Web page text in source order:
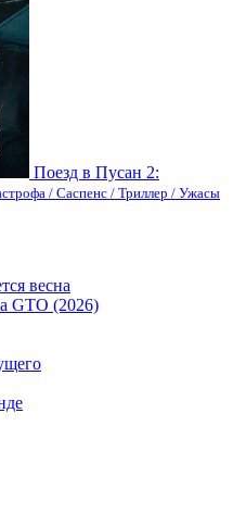
Поезд в Пусан 2:
/ Саспенс / Триллер / Ужасы
весна
GTO (2026)